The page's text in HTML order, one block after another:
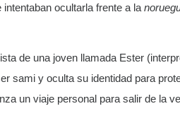
ocultarla frente a la
de una joven llamada Ester
sami y oculta su identidad para
un viaje personal para salir de la